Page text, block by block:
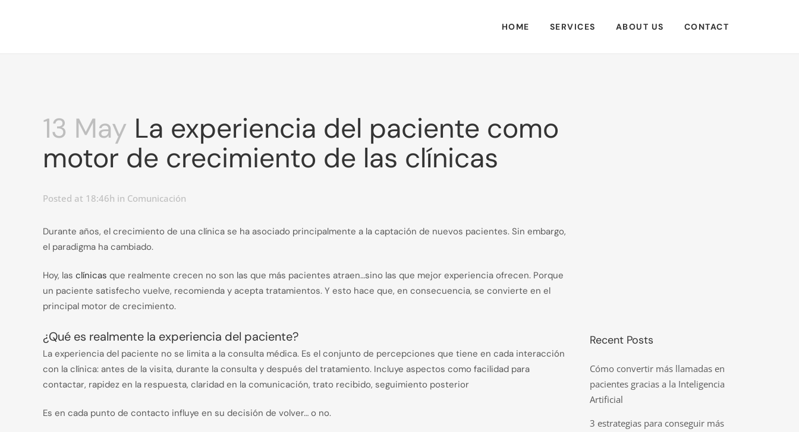
HOME SERVICES ABOUT US CONTACT
13 May La experiencia del paciente como
motor de crecimiento de las clínicas
Posted at 18:46h in Comunicación
Durante años, el crecimiento de una clínica se ha asociado principalmente a la captación de nuevos pacientes. Sin embargo,
el paradigma ha cambiado.
Hoy, las clínicas que realmente crecen no son las que más pacientes atraen…sino las que mejor experiencia ofrecen. Porque
un paciente satisfecho vuelve, recomienda y acepta tratamientos. Y esto hace que, en consecuencia, se convierte en el
principal motor de crecimiento.
¿Qué es realmente la experiencia del paciente?
La experiencia del paciente no se limita a la consulta médica. Es el conjunto de percepciones que tiene en cada interacción
con la clínica: antes de la visita, durante la consulta y después del tratamiento. Incluye aspectos como facilidad para
contactar, rapidez en la respuesta, claridad en la comunicación, trato recibido, seguimiento posterior
Es en cada punto de contacto influye en su decisión de volver… o no.
Recent Posts
Cómo convertir más llamadas en
pacientes gracias a la Inteligencia
Artificial
3 estrategias para conseguir más